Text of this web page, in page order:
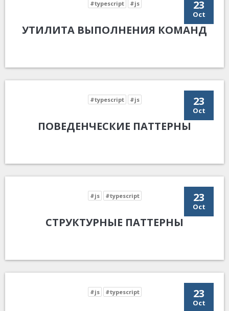
23
Oct
#typescript #js
УТИЛИТА ВЫПОЛНЕНИЯ КОМАНД
23
Oct
#typescript #js
ПОВЕДЕНЧЕСКИЕ ПАТТЕРНЫ
23
Oct
#js #typescript
СТРУКТУРНЫЕ ПАТТЕРНЫ
23
Oct
#js #typescript